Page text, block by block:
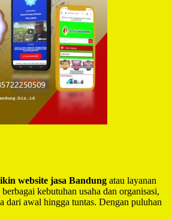
website jasa Bandung atau layanan
kebutuhan usaha dan organisasi,
dari awal hingga tuntas. Dengan puluhan